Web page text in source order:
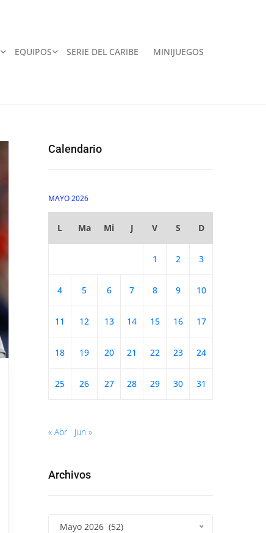
EQUIPOS SERIE DEL CARIBE MINIJUEGOS
Calendario
MAYO 2026
L Ma Mi J V S D
1 2 3
4 5 6 7 8 9 10
11 12 13 14 15 16 17
18 19 20 21 22 23 24
25 26 27 28 29 30 31
« Abr Jun »
Archivos
Mayo 2026 (52)